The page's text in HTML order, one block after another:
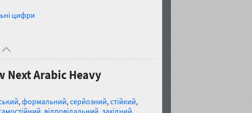
цифри
Next Arabic Heavy
,формальний,серйозний,стійкий,